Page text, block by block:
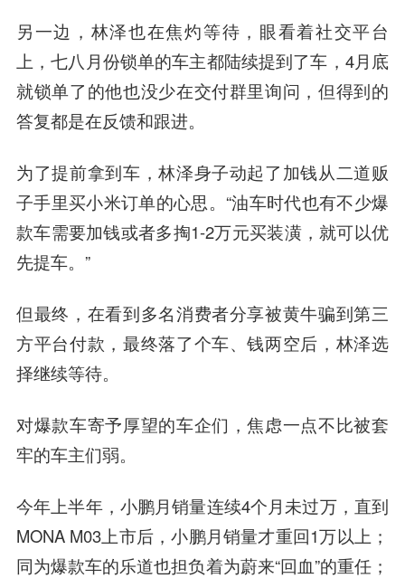
另一边，林泽也在焦灼等待，眼看着社交平台
上，七八月份锁单的车主都陆续提到了车，4月底
就锁单了的他也没少在交付群里询问，但得到的
答复都是在反馈和跟进。
为了提前拿到车，林泽身子动起了加钱从二道贩
子手里买小米订单的心思。“油车时代也有不少爆
款车需要加钱或者多掏1-2万元买装潢，就可以优
先提车。”
但最终，在看到多名消费者分享被黄牛骗到第三
方平台付款，最终落了个车、钱两空后，林泽选
择继续等待。
对爆款车寄予厚望的车企们，焦虑一点不比被套
牢的车主们弱。
今年上半年，小鹏月销量连续4个月未过万，直到
MONA M03上市后，小鹏月销量才重回1万以上；
同为爆款车的乐道也担负着为蔚来“回血”的重任；